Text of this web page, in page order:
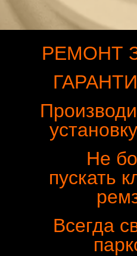
РЕМОНТ
Не
пускать
Всегда